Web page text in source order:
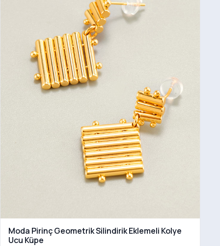
Moda Pirinç Geometrik Silindirik Eklemeli Kolye
Ucu Küpe